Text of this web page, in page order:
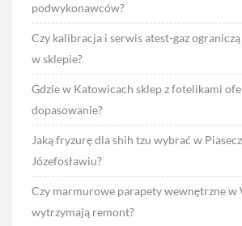
podwykonawców?
Czy kalibracja i serwis atest-gaz
w sklepie?
Gdzie w Katowicach sklep z fotelikami
dopasowanie?
Jaką fryzurę dla shih tzu wybrać w
Józefosławiu?
Czy marmurowe parapety wewnętrzne w
wytrzymają remont?